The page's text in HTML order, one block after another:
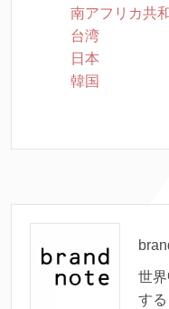
南アフリカ共
台湾
日本
韓国
世
する